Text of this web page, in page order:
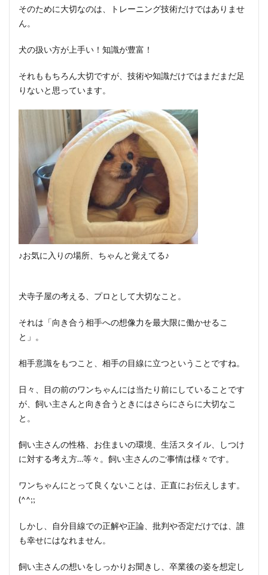
そのために大切なのは、トレーニング技術だけではありませ
ん。
犬の扱い方が上手い！知識が豊富！
それももちろん大切ですが、技術や知識だけではまだまだ足
りないと思っています。
♪お気に入りの場所、ちゃんと覚えてる♪
犬寺子屋の考える、プロとして大切なこと。
それは「向き合う相手への想像力を最大限に働かせるこ
と」。
相手意識をもつこと、相手の目線に立つということですね。
日々、目の前のワンちゃんには当たり前にしていることです
が、飼い主さんと向き合うときにはさらにさらに大切なこ
と。
飼い主さんの性格、お住まいの環境、生活スタイル、しつけ
に対する考え方…等々。飼い主さんのご事情は様々です。
ワンちゃんにとって良くないことは、正直にお伝えします。
(^^;;
しかし、自分目線での正解や正論、批判や否定だけでは、誰
も幸せにはなれません。
飼い主さんの想いをしっかりお聞きし、卒業後の姿を想定し